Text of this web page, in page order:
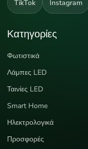
TikTok Instagram
Κατηγορίες
Φωτιστικά
Λάμπες LED
Ταινίες LED
Smart Home
Ηλεκτρολογικά
Προσφορές